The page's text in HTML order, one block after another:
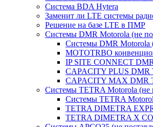
Система BDA Hytera
Заменит ли LTE системы
Решение на базе LTE в ПМР
Системы DMR Motorola (не
Системы DMR Motorola
MOTOTRBO
IP SITE CONNECT
CAPACITY PLUS DMR
CAPACITY MAX DMR
Системы TETRA Motorola (не
Системы TETRA
TETRA DIMETRA
TETRA DIMETRA X